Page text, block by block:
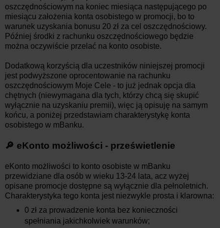
oszczędnościowym na koniec miesiąca następującego po
miesiącu założenia konta osobistego w promocji, bo to
warunek uzyskania bonusu 20 zł za cel oszczędnościowy.
Później środki z rachunku oszczędnościowego będzie
można oczywiście przelać na konto osobiste.
Dodatkową korzyścią dla uczestników niniejszej promocji
jest podwyższone oprocentowanie na rachunku
oszczędnościowym Moje Cele - to już jednak opcja dla
chętnych (niewymagana dla tych, którzy chcą się skupić
wyłącznie na uzyskaniu premii), więc ją opisuję na samym
końcu, a poniżej przedstawiam charakterystykę konta
osobistego w mBanku.
🔎 eKonto możliwości - prześwietlenie
eKonto możliwości to konto osobiste w mBanku
przewidziane dla osób w wieku 13-24 lata, acz wyżej
opisane promocje dostępne są wyłącznie dla pełnoletnich.
Charakterystyka tego konta jest niezwykle prosta i klarowna:
0 zł za prowadzenie konta bez konieczności
spełniania jakichkolwiek warunków;